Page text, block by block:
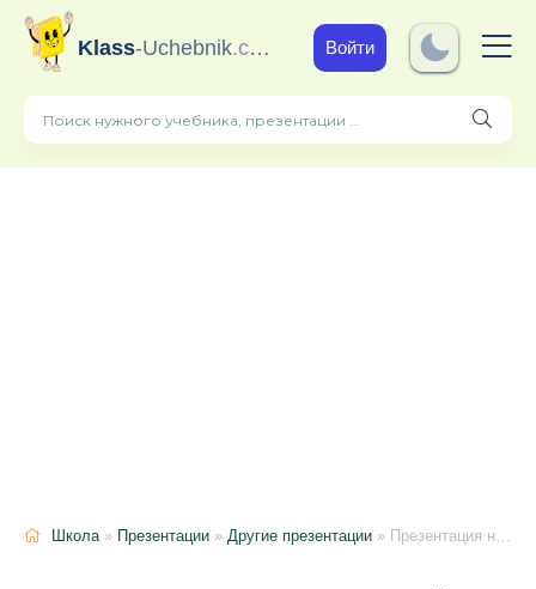
Klass-Uchebnik.com Войти
Школа» Презентации » Другие презентации » Презентация на тему "Файлы и файловые структуры"